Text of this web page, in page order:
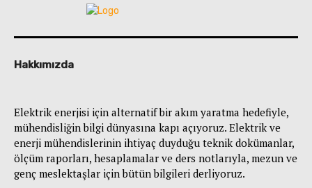
Hakkımızda
Elektrik enerjisi için alternatif bir akım yaratma hedefiyle,
mühendisliğin bilgi dünyasına kapı açıyoruz. Elektrik ve
enerji mühendislerinin ihtiyaç duyduğu teknik dokümanlar,
ölçüm raporları, hesaplamalar ve ders notlarıyla, mezun ve
genç meslektaşlar için bütün bilgileri derliyoruz.